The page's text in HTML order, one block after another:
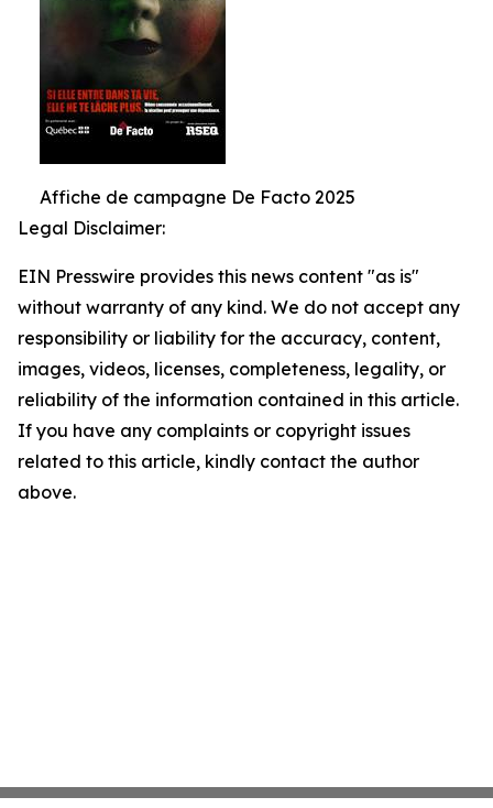
Affiche de campagne De Facto 2025
Legal Disclaimer:
EIN Presswire provides this news content "as is"
without warranty of any kind. We do not accept any
responsibility or liability for the accuracy, content,
images, videos, licenses, completeness, legality, or
reliability of the information contained in this article.
If you have any complaints or copyright issues
related to this article, kindly contact the author
above.